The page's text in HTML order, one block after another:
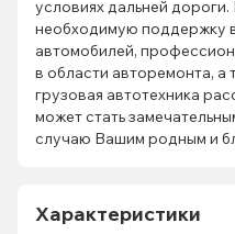
условиях дальней
необходимую поддержку
автомобилей,
в области авторемонта, а
грузовая автотехника
может стать
случаю Вашим родным и
Характеристики